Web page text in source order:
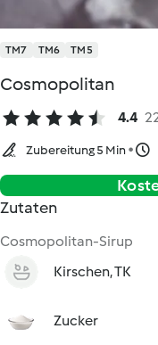
TM7 TM6 TM5
Cosmopolitan
4.4
Zubereitung 5 Min
Zutaten
Cosmopolitan-Sirup
Kirschen, TK
Zucker